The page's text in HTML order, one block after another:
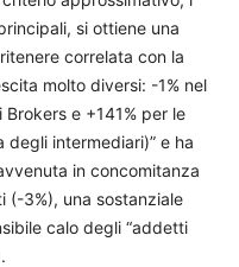
si ottiene una
correlata con la
molto diversi: -1% nel
e +141% per le
degli intermediari)” e ha
in concomitanza
(-3%), una sostanziale
calo degli “addetti